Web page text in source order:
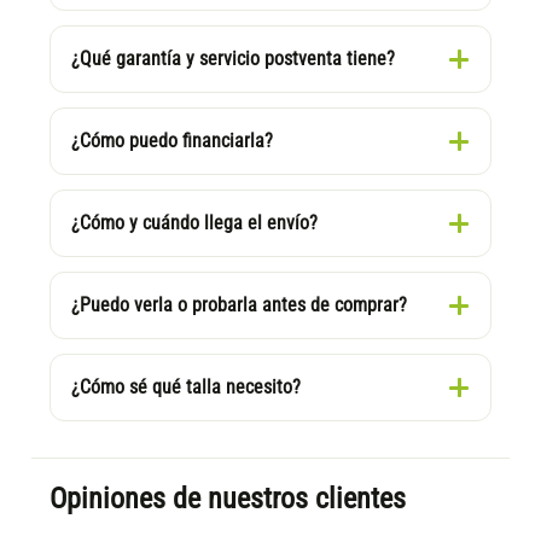
¿Qué garantía y servicio postventa tiene?
¿Cómo puedo financiarla?
¿Cómo y cuándo llega el envío?
¿Puedo verla o probarla antes de comprar?
¿Cómo sé qué talla necesito?
Opiniones de nuestros clientes